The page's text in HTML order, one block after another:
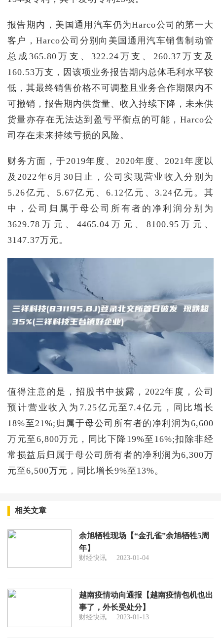
报告期内，美国通用汽车仍为Harco公司的第一大
客户，Harco公司分别向美国通用汽车销售制动管
总成365.80万支、322.24万支、260.37万支及
160.53万支，因该项业务报告期内总体毛利水平较
低，其最终销售价格不可调整且业务合作期限内不
可撤销，报告期内供货量、收入持续下降，未来供
货量亦存在无法达到盈亏平衡点的可能，Harco公
司存在未来持续亏损的风险。
财务方面，于2019年度、2020年度、2021年度以
及2022年6月30日止，公司实现营业收入分别为
5.26亿元、5.67亿元、6.12亿元、3.24亿元。其
中，公司归属于母公司所有者的净利润分别为
3629.78万元、4465.04万元、8100.95万元、
3147.37万元。
值得注意的是，招股书中披露，2022年度，公司
预计营业收入为7.25亿元至7.4亿元，同比增长
18%至21%;归属于母公司所有者的净利润为6,600
万元至6,800万元，同比下降19%至16%;扣除非经
常损益后归属于母公司所有者的净利润为6,300万
元至6,500万元，同比增长9%至13%。
相关文章
余旭牺牲现场【“金孔雀”余旭牺牲5周
年】
财经快讯 2023-01-04
越南疫情动向通报【越南疫情包机也出
事了，外长受处分】
财经快讯 2023-01-13